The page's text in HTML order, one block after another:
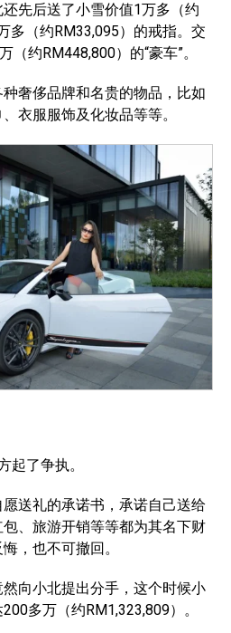
先后送了小雪价值1万多（约
多（约RM33,095）的戒指。交
约RM448,800）的“豪车”。
奢侈品牌和名贵的物品，比如
衣服服饰及化妆品等等。
起了争执。
送礼的承诺书，承诺自己送给
、旅游开销等等都为其名下财
，也不可撤回。
向小北提出分手，这个时候小
多万（约RM1,323,809）。